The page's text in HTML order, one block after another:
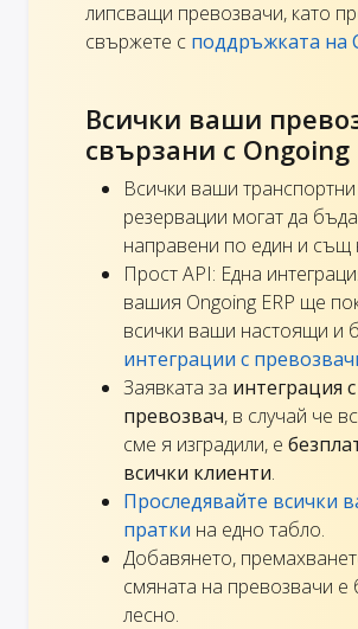
липсващи превозвачи, като
свържете с поддръжката на
Всички ваши
свързани с Ongoing
Всички ваши транспортни
резервации могат да
направени по един и същ
Прост API: Една
вашия Ongoing ERP ще
всички ваши настоящи и
интеграции с
Заявката за интеграция
превозвач, в случай че
сме я изградили, е
всички клиенти.
Проследявайте всички
пратки на едно табло.
Добавянето,
смяната на превозвачи е
лесно.